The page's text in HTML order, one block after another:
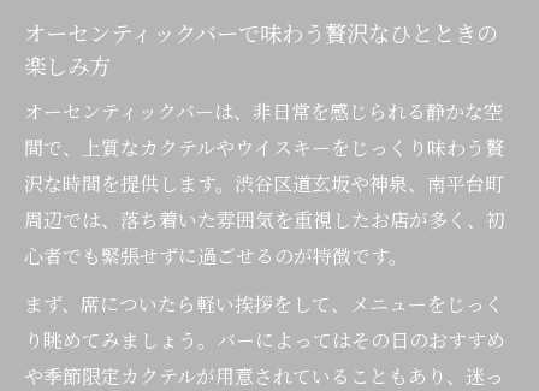
オーセンティックバーで味わう贅沢なひとときの
楽しみ方
オーセンティックバーは、非日常を感じられる静かな空
間で、上質なカクテルやウイスキーをじっくり味わう贅
沢な時間を提供します。渋谷区道玄坂や神泉、南平台町
周辺では、落ち着いた雰囲気を重視したお店が多く、初
心者でも緊張せずに過ごせるのが特徴です。
まず、席についたら軽い挨拶をして、メニューをじっく
り眺めてみましょう。バーによってはその日のおすすめ
や季節限定カクテルが用意されていることもあり、迷っ